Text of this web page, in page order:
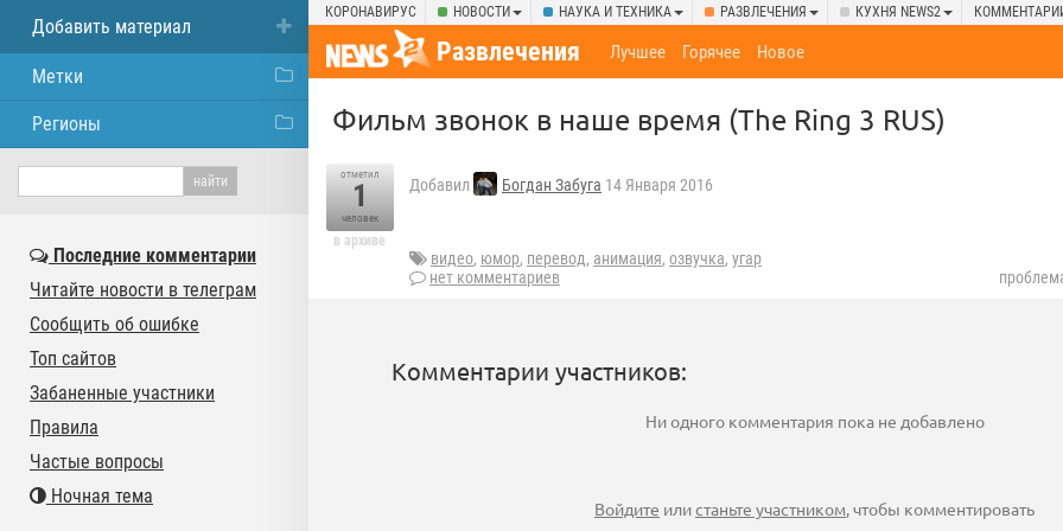
КОРОНАВИРУС НОВОСТИ НАУКА И ТЕХНИКА РАЗВЛЕЧЕНИЯ КУХНЯ NEWS2
Развлечения Лучшее Горячее Новое
Фильм звонок в наше время (The Ring 3 RUS)
отметил
1
человек
в архиве
Добавил Богдан Забуга 14 Января 2016
видео, юмор, перевод, анимация, озвучка, угар
нет комментариев
Комментарии участников:
Ни одного комментария пока не добавлено
Войдите илистаньте участником, чтобы комментировать
Добавить материал
Метки
Регионы
Последние комментарии
Читайте новости в телеграм
Сообщить об ошибке
Топ сайтов
Забаненные участники
Правила
Частые вопросы
Ночная тема